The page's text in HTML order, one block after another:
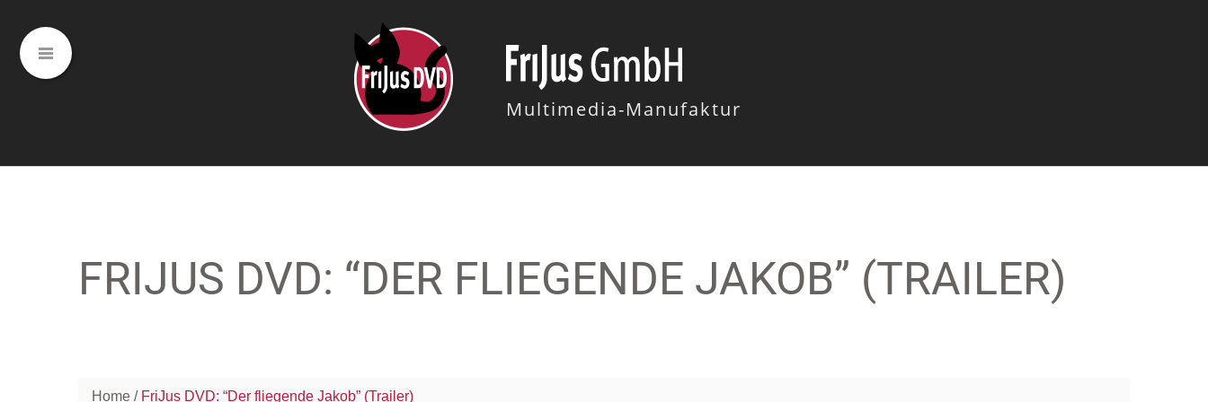
Multimedia-Manufaktur
FRIJUS DVD: “DER FLIEGENDE JAKOB” (TRAILER)
Home FriJus DVD: “Der fliegende Jakob” (Trailer)